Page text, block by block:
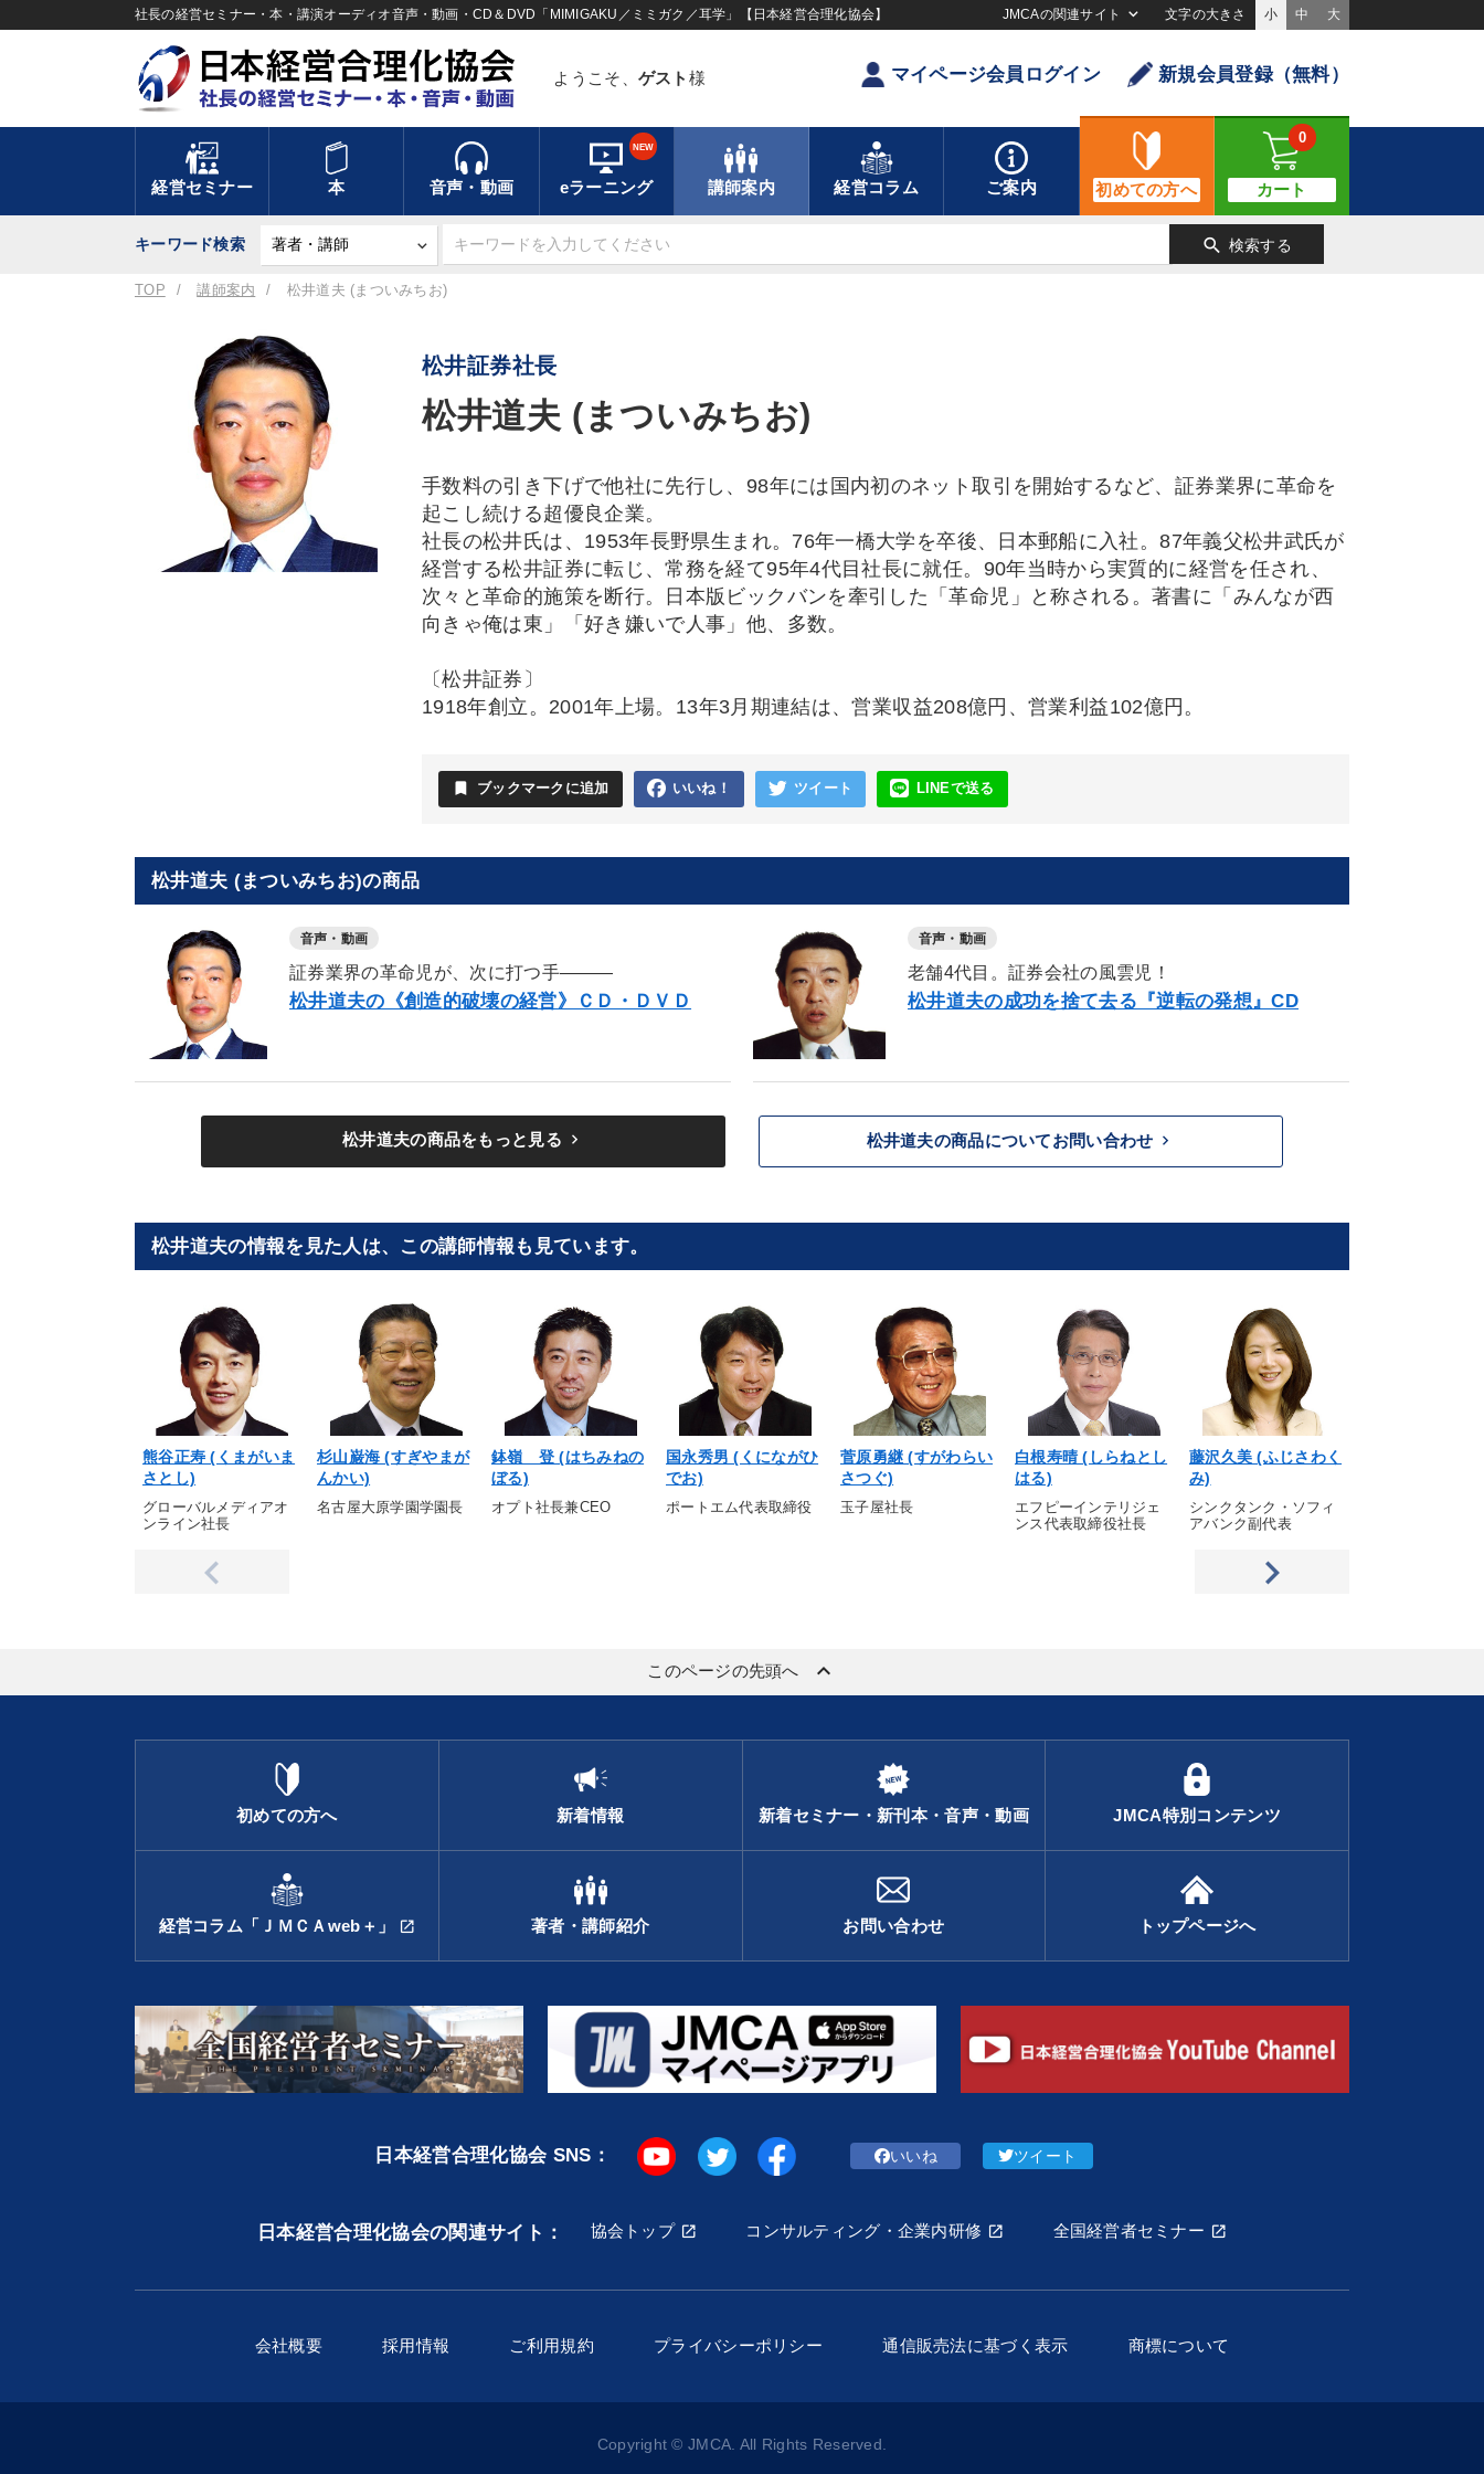
社長の経営セミナー・本・講演オーディオ音声・動画・CD＆DVD「MIMIGAKU／ミミガク／耳学」【日本経営合理化協会】 JMCAの関連サイト 文字の大きさ 小 中 大
ようこそ、 ゲスト 様 マイページ会員ログイン 新規会員登録（無料）
経営セミナー 本 音声・動画 eラーニング
NEW
講師案内 経営コラム ご案内 初めての方へ カート
0
キーワード検索 search 検索する
TOP 講師案内 松井道夫 (まついみちお)
松井証券社長
松井道夫 (まついみちお)
手数料の引き下げで他社に先行し、98年には国内初のネット取引を開始するなど、証券業界に革命を
起こし続ける超優良企業。
社長の松井氏は、1953年長野県生まれ。76年一橋大学を卒後、日本郵船に入社。87年義父松井武氏が
経営する松井証券に転じ、常務を経て95年4代目社長に就任。90年当時から実質的に経営を任され、
次々と革命的施策を断行。日本版ビックバンを牽引した「革命児」と称される。著書に「みんなが西
向きゃ俺は東」「好き嫌いで人事」他、多数。
〔松井証券〕
1918年創立。2001年上場。13年3月期連結は、営業収益208億円、営業利益102億円。
bookmark ブックマークに追加 いいね！ ツイート LINEで送る
松井道夫 (まついみちお)の商品
音声・動画
証券業界の革命児が、次に打つ手―――
松井道夫の《創造的破壊の経営》ＣＤ・ＤＶＤ
音声・動画
老舗4代目。証券会社の風雲児！
松井道夫の成功を捨て去る『逆転の発想』CD
松井道夫の商品をもっと見る keyboard_arrow_right 松井道夫の商品についてお問い合わせ keyboard_arrow_right
松井道夫の情報を見た人は、この講師情報も見ています。
熊谷正寿 (くまがいま
さとし)
グローバルメディアオ
ンライン社長
杉山巌海 (すぎやまが
んかい)
名古屋大原学園学園長
鉢嶺 登 (はちみねの
ぼる)
オプト社長兼CEO
国永秀男 (くにながひ
でお)
ポートエム代表取締役
菅原勇継 (すがわらい
さつぐ)
玉子屋社長
白根寿晴 (しらねとし
はる)
エフピーインテリジェ
ンス代表取締役社長
藤沢久美 (ふじさわく
み)
シンクタンク・ソフィ
アバンク副代表
このページの先頭へ keyboard_arrow_up
初めての方へ 新着情報 新着セミナー・新刊本・音声・動画 JMCA特別コンテンツ
経営コラム「ＪＭＣＡweb＋」 open_in_new 著者・講師紹介 お問い合わせ トップページへ
日本経営合理化協会 SNS： いいね ツイート
日本経営合理化協会の関連サイト： 協会トップ コンサルティング・企業内研修 全国経営者セミナー
会社概要 採用情報 ご利用規約 プライバシーポリシー 通信販売法に基づく表示 商標について
Copyright © JMCA. All Rights Reserved.